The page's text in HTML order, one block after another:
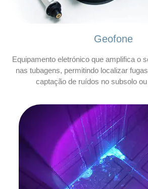
Geofone
Equipamento eletrónico que amplifica o
nas tubagens, permitindo localizar
captação de ruídos no subsolo